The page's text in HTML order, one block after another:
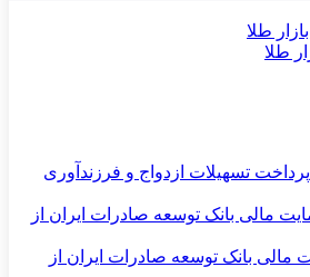
طلا
تسهیلات ازدواج و فرزندآوری
حمایت مالی بانک توسعه صادرات ایران از